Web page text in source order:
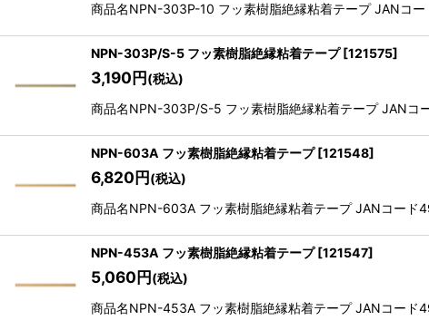
商品名NPN-303P-10 フッ素樹脂絶縁粘着テープ JANコ
NPN-303P/S-5 フッ素樹脂絶縁粘着テープ [121575]
3,190円(税込)
商品名NPN-303P/S-5 フッ素樹脂絶縁粘着テープ JAN
NPN-603A フッ素樹脂絶縁粘着テープ [121548]
6,820円(税込)
商品名NPN-603A フッ素樹脂絶縁粘着テープ JANコー
NPN-453A フッ素樹脂絶縁粘着テープ [121547]
5,060円(税込)
商品名NPN-453A フッ素樹脂絶縁粘着テープ JANコー